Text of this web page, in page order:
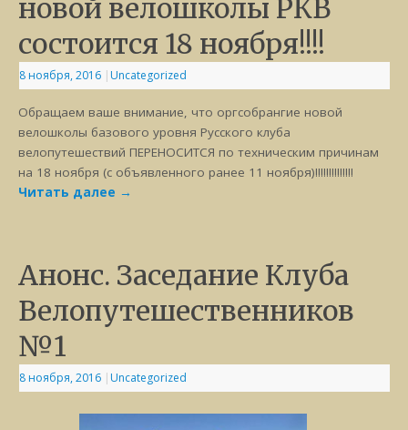
новой велошколы РКВ
состоится 18 ноября!!!!
8 ноября, 2016 | Uncategorized
Обращаем ваше внимание, что оргсобрангие новой
велошколы базового уровня Русского клуба
велопутешествий ПЕРЕНОСИТСЯ по техническим причинам
на 18 ноября (с объявленного ранее 11 ноября)!!!!!!!!!!!!!!
Читать далее →
Анонс. Заседание Клуба
Велопутешественников
№1
8 ноября, 2016 | Uncategorized